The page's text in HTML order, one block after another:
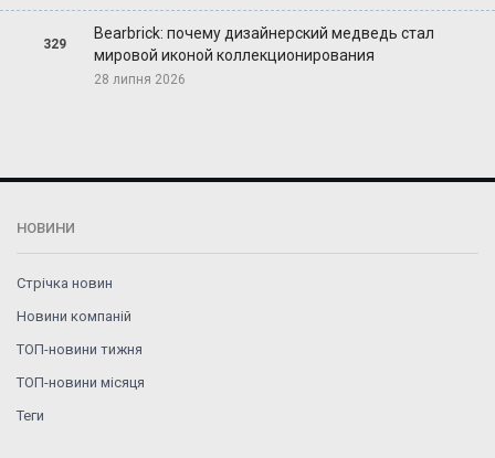
329
Bearbrick: почему дизайнерский медведь стал
мировой иконой коллекционирования
28 липня 2026
НОВИНИ
Стрічка новин
Новини компаній
ТОП-новини тижня
ТОП-новини місяця
Теги